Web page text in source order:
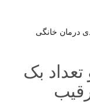
بک